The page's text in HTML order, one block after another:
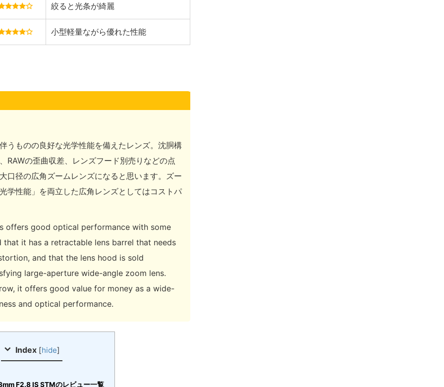
絞ると光条が綺麗
小型軽量ながら優れた性能
うものの良好な光学性能を備えたレンズ。沈胴構
RAWの歪曲収差、レンズフード別売りなどの点
口径の広角ズームレンズになると思います。ズー
学性能」を両立した広角レンズとしてはコストパ
offers good optical performance with some
it has a retractable lens barrel that needs
and that the lens hood is sold
large-aperture wide-angle zoom lens.
it offers good value for money as a wide-
and optical performance.
Index [hide]
F2.8 IS STMのレビュー一覧